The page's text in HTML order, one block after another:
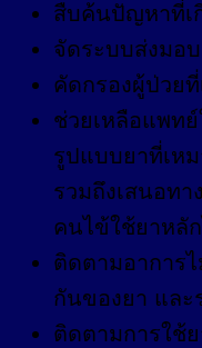
สืบค้นปัญหาที่เ
จัดระบบส่งมอ
คัดกรองผู้ป่วย
ช่วยเหลือแพท
รูปแบบยาที่เห
รวมถึงเสนอท
คนไข้ใช้ยาหลั
ติดตามอาการ
กันของยา และ
ติดตามการใช้